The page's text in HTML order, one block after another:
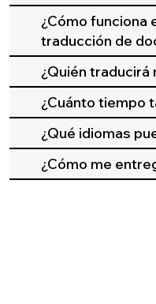
¿Cómo funciona
traducción de
¿Quién
¿Cuánto tiempo
¿Qué idiomas
¿Cómo me